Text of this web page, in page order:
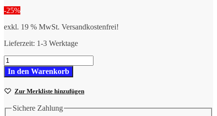
-25%
exkl. 19 % MwSt. Versandkostenfrei!
Lieferzeit: 1-3 Werktage
Neumärker
Neumärker
La
-
rechteckige
In den Warenkorb
Zur Merkliste hinzufügen
Sichere Zahlung